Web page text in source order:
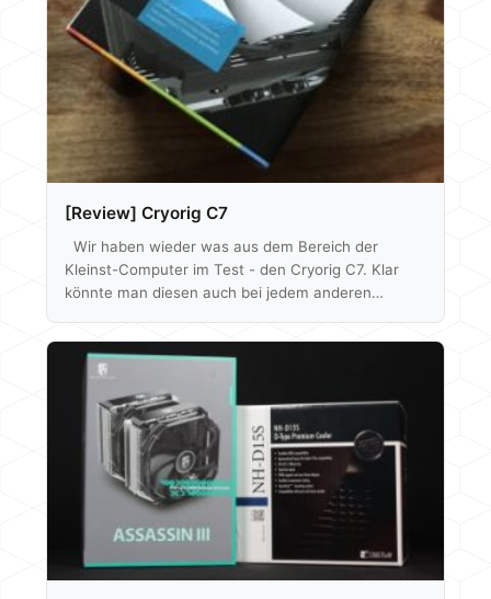
[Review] Cryorig C7
Wir haben wieder was aus dem Bereich der
Kleinst-Computer im Test - den Cryorig C7. Klar
könnte man diesen auch bei jedem anderen
eher auf die Prozessor-Kühlung in kleinen ITX
Systemen mit nur geringer Bauhöhe. Tatsächlich ist
der Kühlkörper flacher als die RAM Module unseres
Benchtables und die Verpackung ist gerade mal so
groß wie die einer CPU, aber stimmt denn auch die
Leistung? Wir haben…